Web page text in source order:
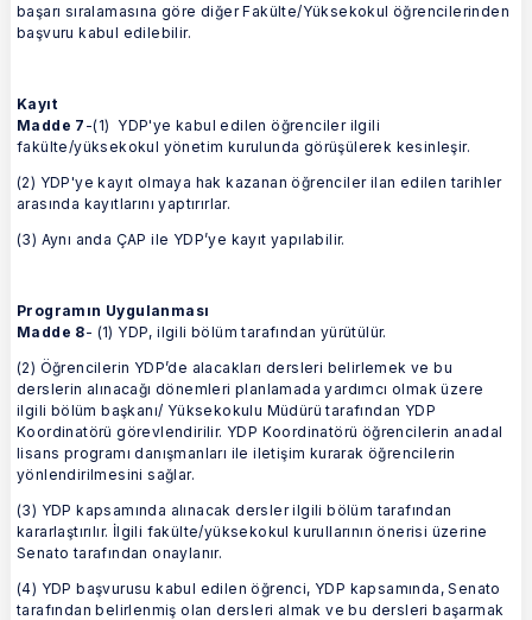
başarı sıralamasına göre diğer Fakülte/Yüksekokul öğrencilerinden
başvuru kabul edilebilir.
Kayıt
Madde 7 -(1) YDP'ye kabul edilen öğrenciler ilgili
fakülte/yüksekokul yönetim kurulunda görüşülerek kesinleşir.
(2) YDP'ye kayıt olmaya hak kazanan öğrenciler ilan edilen tarihler
arasında kayıtlarını yaptırırlar.
(3) Aynı anda ÇAP ile YDP’ye kayıt yapılabilir.
Programın Uygulanması
Madde 8- (1) YDP, ilgili bölüm tarafından yürütülür.
(2) Öğrencilerin YDP’de alacakları dersleri belirlemek ve bu
derslerin alınacağı dönemleri planlamada yardımcı olmak üzere
ilgili bölüm başkanı/ Yüksekokulu Müdürü tarafından YDP
Koordinatörü görevlendirilir. YDP Koordinatörü öğrencilerin anadal
lisans programı danışmanları ile iletişim kurarak öğrencilerin
yönlendirilmesini sağlar.
(3) YDP kapsamında alınacak dersler ilgili bölüm tarafından
kararlaştırılır. İlgili fakülte/yüksekokul kurullarının önerisi üzerine
Senato tarafından onaylanır.
(4) YDP başvurusu kabul edilen öğrenci, YDP kapsamında, Senato
tarafından belirlenmiş olan dersleri almak ve bu dersleri başarmak